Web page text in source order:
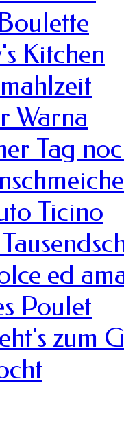
Kitchen
Warna
Tag
Ticino
ed
Poulet
zum